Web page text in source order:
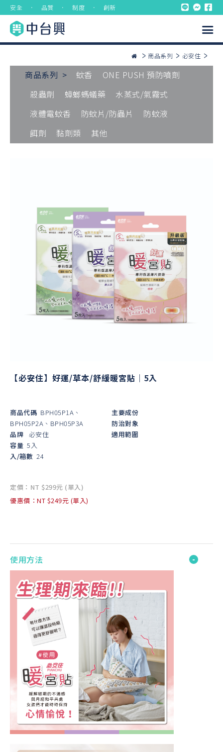
安全 ． 品質 ． 制度 ． 創新
商品系列 必安住
商品系列 > 蚊香
ONE PUSH 預防噴劑
殺蟲劑
蟑螂螞蟻藥
水蒸式/氣霧式
液體電蚊香
防蚊片/防蟲片
防蚊液
餌劑
黏劑類 其他
【必安住】好運/草本/舒緩暖宮貼｜5入
商品代碼 BPH05P1A、
BPH05P2A、BPH05P3A
品牌 必安住
容量 5入
入/箱數 24
主要成份
防治對象
適用範圍
定價：NT $299元 (單入)
優惠價：NT $249元 (單入)
使用方法